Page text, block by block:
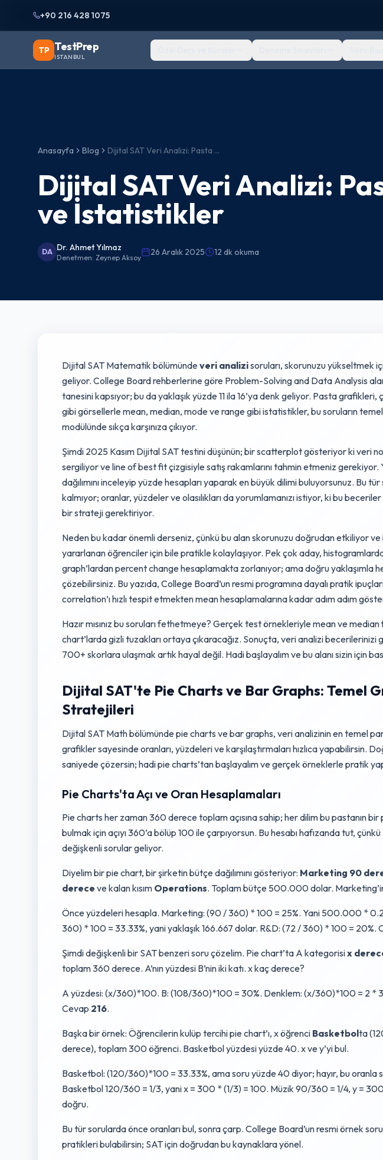
+90 216 428 1075
TP TestPrep
ISTANBUL
Anasayfa Blog Dijital SAT Veri Analizi: Pasta Grafikleri ve İstatistikler
Dijital SAT Veri Analizi:
ve İstatistikler
DA Dr. Ahmet Yılmaz
Denetmen: Zeynep Aksoy
26 Aralık 2025 12 dk okuma
Dijital SAT Matematik bölümündeveri analizisoruları, skorunuzu yükseltmek
geliyor. College Board rehberlerine göre Problem-Solving and Data Analysis
tanesini kapsıyor; bu da yaklaşık yüzde 11 ila 16’ya denk geliyor. Pasta grafikleri,
gibi görsellerle mean, median, mode ve range gibi istatistikler, bu soruların
modülünde sıkça karşınıza çıkıyor.
Şimdi 2025 Kasım Dijital SAT testini düşünün; bir scatterplot gösteriyor ki veri
sergiliyor ve line of best fit çizgisiyle satış rakamlarını tahmin etmeniz
dağılımını inceleyip yüzde hesapları yaparak en büyük dilimi buluyorsunuz. Bu
kalmıyor; oranlar, yüzdeler ve olasılıkları da yorumlamanızı istiyor, ki bu
bir strateji gerektiriyor.
Neden bu kadar önemli derseniz, çünkü bu alan skorunuzu doğrudan etkiliyor
yararlanan öğrenciler için bile pratikle kolaylaşıyor. Pek çok aday,
graph’lardan percent change hesaplamakta zorlanıyor; ama doğru yaklaşımla
çözebilirsiniz. Bu yazıda, College Board’un resmi programına dayalı pratik
correlation’ı hızlı tespit etmekten mean hesaplamalarına kadar adım adım
Hazır mısınız bu soruları fethetmeye? Gerçek test örnekleriyle mean ve
chart’larda gizli tuzakları ortaya çıkaracağız. Sonuçta, veri analizi
700+ skorlara ulaşmak artık hayal değil. Hadi başlayalım ve bu alanı sizin için
Dijital SAT'te Pie Charts ve Bar Graphs: Temel
Stratejileri
Dijital SAT Math bölümünde pie charts ve bar graphs, veri analizinin en temel
grafikler sayesinde oranları, yüzdeleri ve karşılaştırmaları hızlıca yapabilirsin.
saniyede çözersin; hadi pie charts’tan başlayalım ve gerçek örneklerle pratik
Pie Charts'ta Açı ve Oran Hesaplamaları
Pie charts her zaman 360 derece toplam açısına sahip; her dilim bu pastanın bir
bulmak için açıyı 360’a bölüp 100 ile çarpıyorsun. Bu hesabı hafızanda tut,
değişkenli sorular geliyor.
Diyelim bir pie chart, bir şirketin bütçe dağılımını gösteriyor: Marketing 90
derece ve kalan kısım Operations. Toplam bütçe 500.000 dolar.
Önce yüzdeleri hesapla. Marketing: (90 / 360) * 100 = 25%. Yani 500.000 *
360) * 100 = 33.33%, yani yaklaşık 166.667 dolar. R&D: (72 / 360) * 100 = 20%.
Şimdi değişkenli bir SAT benzeri soru çözelim. Pie chart’ta A kategorisix
toplam 360 derece. A’nın yüzdesi B’nin iki katı. x kaç derece?
A yüzdesi: (x/360)*100. B: (108/360)*100 = 30%. Denklem: (x/360)*100 = 2 *
Cevap 216.
Başka bir örnek: Öğrencilerin kulüp tercihi pie chart’ı, x öğrenci Basketbolta
derece), toplam 300 öğrenci. Basketbol yüzdesi yüzde 40. x ve y’yi bul.
Basketbol: (120/360)*100 = 33.33%, ama soru yüzde 40 diyor; hayır, bu oranla
Basketbol 120/360 = 1/3, yani x = 300 * (1/3) = 100. Müzik 90/360 = 1/4, y =
doğru.
Bu tür sorularda önce oranları bul, sonra çarp. College Board’un resmi örnek
pratikleri bulabilirsin; SAT için doğrudan bu kaynaklara yönel.